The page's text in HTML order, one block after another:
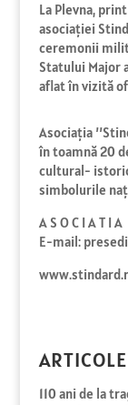
La Plevna,
asociației
ceremonii
Statului Major
aflat în vizită
Asociaţia
în toamnă 20
cultural-
simbolurile
A S O C I A T I
E-mail:
110 ani de la